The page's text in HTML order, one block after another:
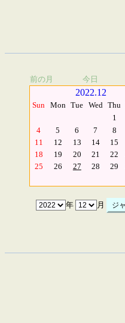
前の月 今日
2022.12
Sun Mon Tue Wed Thu
1
4
5 6 7 8
11
12 13 14 15
18
19 20 21 22
25
26 27 28 29
年 月